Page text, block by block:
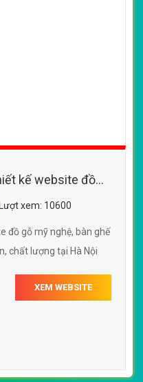
kế website đồ
thờ, đồ gỗ trang
Lượt xem: 10600
đồ gỗ mỹ nghệ, bàn ghế
chất lượng tại Hà Nội
XEM WEBSITE